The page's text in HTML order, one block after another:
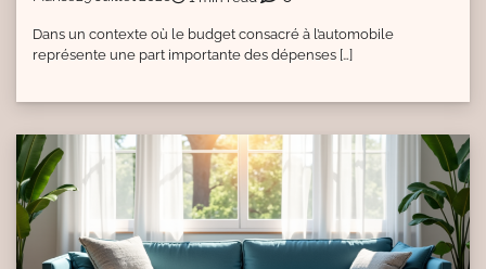
Dans un contexte où le budget consacré à l’automobile
représente une part importante des dépenses […]